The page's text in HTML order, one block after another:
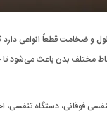
و ضخامت قطعاً انواعی
مختلف بدن باعث می‌شود تا
فوقانی، دستگاه تنفسی،